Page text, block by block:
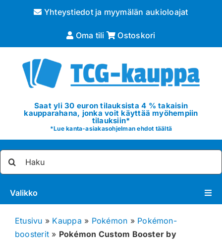
Yhteystiedot ja myymälän aukioloajat
Oma tili Ostoskori
Saat yli 30 euron tilauksista 4 % takaisin
kaupparahana, jonka voit käyttää myöhempiin
tilauksiin*
*Lue kanta-asiakasohjelman ehdot täältä
Valikko
Pokémon
Etusivu » Kauppa » Pokémon » Pokémon-
boosterit » Pokémon Custom Booster by